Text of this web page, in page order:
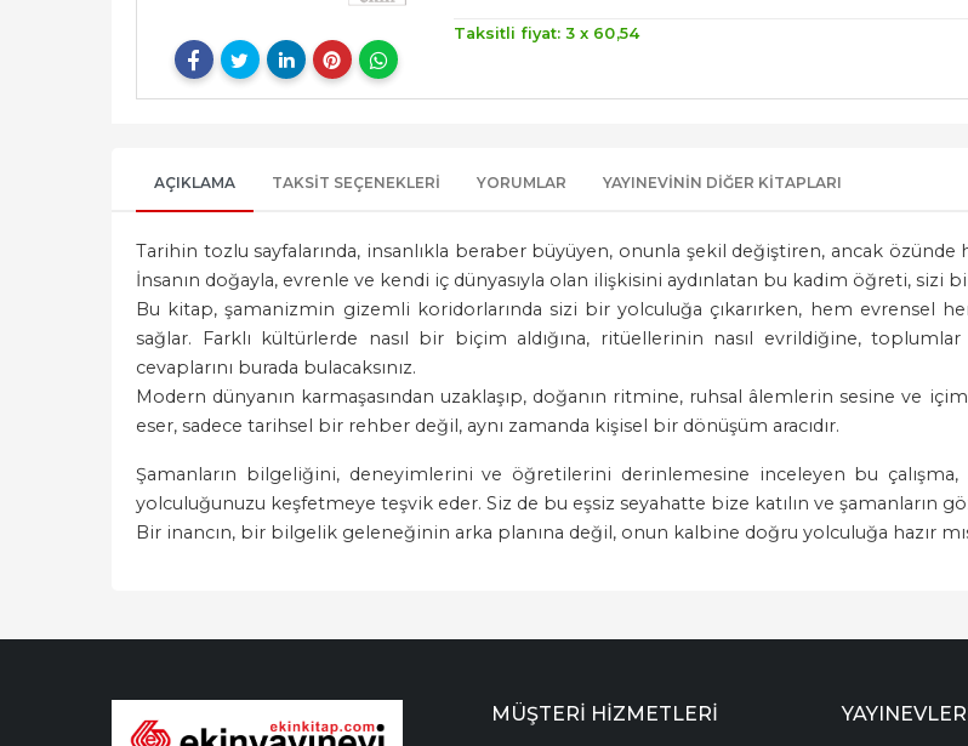
Taksitli fiyat: 3 x 60,54
AÇIKLAMA TAKSIT SEÇENEKLERI YORUMLAR YAYINEVININ DIĞER KITAPLARI
Tarihin tozlu sayfalarında, insanlıkla beraber büyüyen, onunla şekil değiştiren, ancak
İnsanın doğayla, evrenle ve kendi iç dünyasıyla olan ilişkisini aydınlatan bu kadim öğreti, sizi
Bu kitap, şamanizmin gizemli koridorlarında sizi bir yolculuğa çıkarırken, hem evrensel
sağlar. Farklı kültürlerde nasıl bir biçim aldığına, ritüellerinin nasıl evrildiğine,
cevaplarını burada bulacaksınız.
Modern dünyanın karmaşasından uzaklaşıp, doğanın ritmine, ruhsal âlemlerin sesine ve
eser, sadece tarihsel bir rehber değil, aynı zamanda kişisel bir dönüşüm aracıdır.
Şamanların bilgeliğini, deneyimlerini ve öğretilerini derinlemesine inceleyen bu
yolculuğunuzu keşfetmeye teşvik eder. Siz de bu eşsiz seyahatte bize katılın ve şamanların
Bir inancın, bir bilgelik geleneğinin arka planına değil, onun kalbine doğru yolculuğa hazır
MÜŞTERI HIZMETLERI